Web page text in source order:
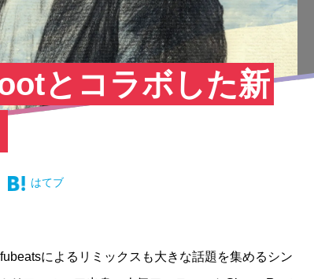
とコラボした新
はてブ
によるリミックスも大きな話題を集めるシン